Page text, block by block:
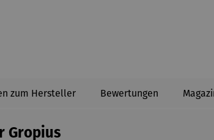
zum Hersteller Bewertungen
Gropius